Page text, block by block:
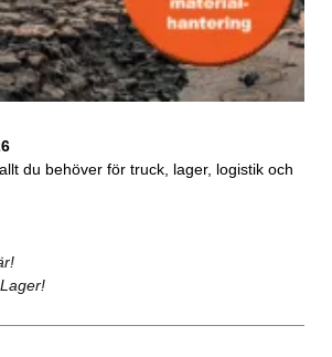
du behöver för truck, lager, logistik och